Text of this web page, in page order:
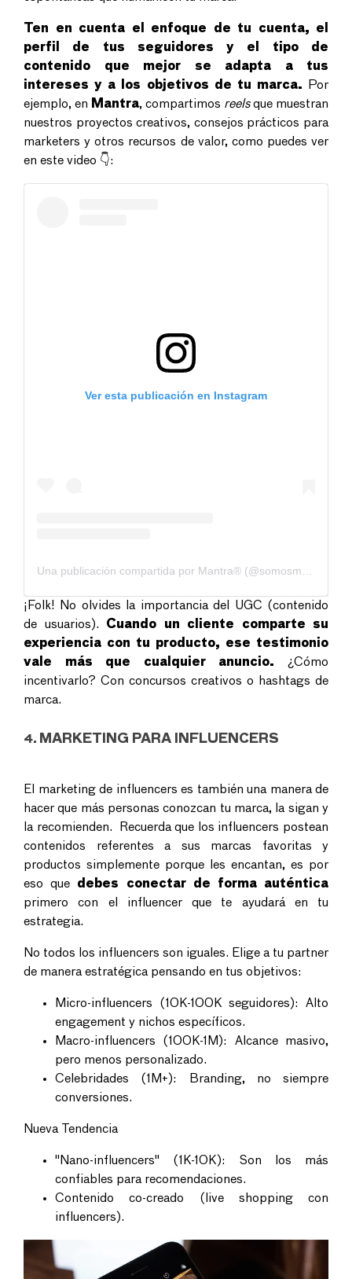
Ten en cuenta el enfoque de tu cuenta, el
perfil de tus seguidores y el tipo de
contenido que mejor se adapta a tus
intereses y a los objetivos de tu marca. Por
ejemplo, en Mantra, compartimos reelsque muestran
nuestros proyectos creativos, consejos prácticos para
marketers y otros recursos de valor, como puedes ver
en este video 👇:
Ver esta publicación en Instagram
Una publicación compartida por Mantra® (@somosmantra)
¡Folk! No olvides la importancia del UGC (contenido
de usuarios). Cuando un cliente comparte su
experiencia con tu producto, ese testimonio
vale más que cualquier anuncio. ¿Cómo
incentivarlo? Con concursos creativos o hashtags de
marca.
4. MARKETING PARA INFLUENCERS
El marketing de influencers es también una manera de
hacer que más personas conozcan tu marca, la sigan y
la recomienden. Recuerda que los influencers postean
contenidos referentes a sus marcas favoritas y
productos simplemente porque les encantan, es por
eso que debes conectar de forma auténtica
primero con el influencer que te ayudará en tu
estrategia.
No todos los influencers son iguales. Elige a tu partner
de manera estratégica pensando en tus objetivos:
Micro-influencers (10K-100K seguidores): Alto
engagement y nichos específicos.
Macro-influencers (100K-1M): Alcance masivo,
pero menos personalizado.
Celebridades (1M+): Branding, no siempre
conversiones.
Nueva Tendencia
"Nano-influencers" (1K-10K): Son los más
confiables para recomendaciones.
Contenido co-creado (live shopping con
influencers).